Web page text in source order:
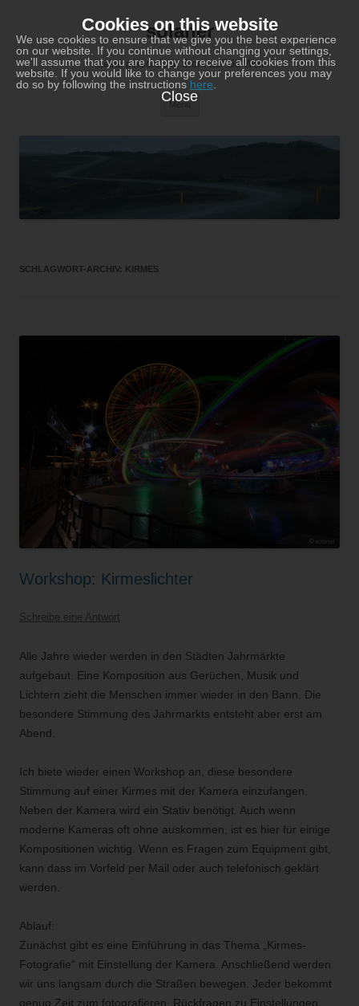
Cookies on this website
We use cookies to ensure that we give you the best experience
on our website. If you continue without changing your settings,
we'll assume that you are happy to receive all cookies from this
website. If you would like to change your preferences you may
do so by following the instructions here
Close
solaner
Meine persönliche Sicht auf die Welt
Menü
SCHLAGWORT-ARCHIV: KIRMES
Workshop: Kirmeslichter
Schreibe eine Antwort
Alle Jahre wieder werden in den Städten Jahrmärkte
aufgebaut. Eine Komposition aus Gerüchen, Musik und
Lichtern zieht die Menschen immer wieder in den Bann. Die
besondere Stimmung des Jahrmarkts entsteht aber erst am
Abend.
Ich biete wieder einen Workshop an, diese besondere
Stimmung auf einer Kirmes mit der Kamera einzufangen.
Neben der Kamera wird ein Stativ benötigt. Auch wenn
moderne Kameras oft ohne auskommen, ist es hier für einige
Kompositionen wichtig. Wenn es Fragen zum Equipment gibt,
kann dass im Vorfeld per Mail oder auch telefonisch geklärt
werden.
Ablauf:
Zunächst gibt es eine Einführung in das Thema „Kirmes-
Fotografie“ mit Einstellung der Kamera. Anschließend werden
wir uns langsam durch die Straßen bewegen. Jeder bekommt
genug Zeit zum fotografieren. Rückfragen zu Einstellungen